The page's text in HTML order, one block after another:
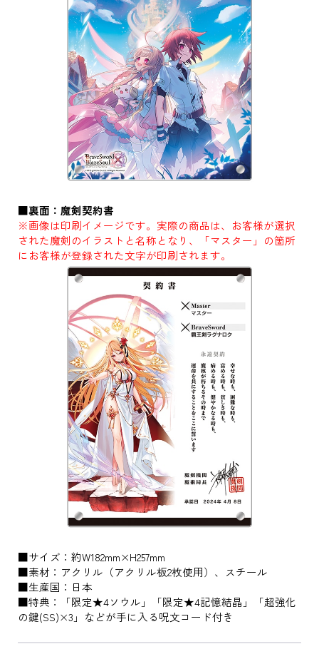
■裏面：魔剣契約書
※画像は印刷イメージです。実際の商品は、お客様が選択
された魔剣のイラストと名称となり、「マスター」の箇所
にお客様が登録された文字が印刷されます。
■サイズ：約W182mm×H257mm
■素材：アクリル（アクリル板2枚使用）、スチール
■生産国：日本
■特典：「限定★4ソウル」「限定★4記憶結晶」「超強化
の鍵(SS)×3」などが手に入る呪文コード付き